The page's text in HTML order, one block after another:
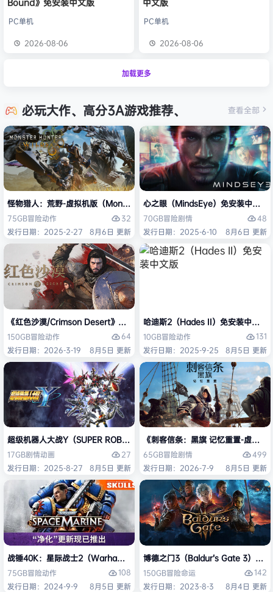
PC单机
2026-08-06
PC单机
2026-08-06
加载更多
必玩大作、高分3A游戏推荐、 查看全部
怪物猎人：荒野-虚拟机版（Monster Hunter Wilds HYPERVISOR）免安
75GB冒险动作
32
发行日期：2025-2-27
8月6日 更新
心之眼（MindsEye）免安装中文版
70GB冒险剧情
48
发行日期：2025-6-10
8月6日 更新
《红色沙漠/Crimson Desert》免安装中文版
150GB冒险动作
64
发行日期：2026-3-19
8月5日 更新
哈迪斯2（Hades II）免安装中文版
10GB冒险动作
131
发行日期：2025-9-25
8月5日 更新
超级机器人大战Y（SUPER ROBOT WARS Y）免安装中文版
17GB剧情动画
27
发行日期：2025-8-27
8月5日 更新
《刺客信条：黑旗 记忆重置-虚拟
65GB冒险剧情
499
发行日期：2026-7-9
8月5日 更新
战锤40K：星际战士2（Warhammer 40,000: Space Marine 2）免安装
75GB冒险动作
108
发行日期：2024-9-9
8月5日 更新
博德之门3（Baldur’s Gate 3）免安
150GB冒险命运
142
发行日期：2023-8-3
8月4日 更新